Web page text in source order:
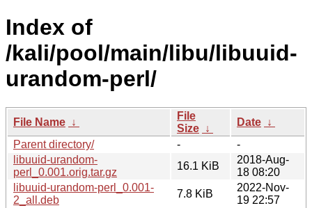
Index of
/kali/pool/main/libu/libuuid-
urandom-perl/
File Name ↓
File
Size ↓
Date ↓
Parent directory/
-
-
libuuid-urandom-
perl_0.001.orig.tar.gz
16.1 KiB
2018-Aug-
18 08:20
libuuid-urandom-perl_0.001-
2_all.deb
7.8 KiB
2022-Nov-
19 22:57